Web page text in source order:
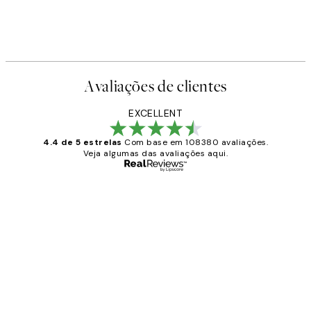
Avaliações de clientes
EXCELLENT
4.4 de 5 estrelas Com base em 108380 avaliações.
Veja algumas das avaliações aqui.